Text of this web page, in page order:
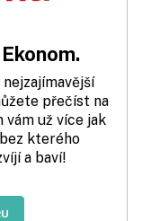
přečíst na
vám už více jak
kterého
a baví!